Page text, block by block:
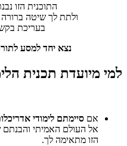
התוכנית הזו
ולתת לך שיטה
בעריכת
נצא יחד למסע
למי מיועדת תכנית
אם סיימתם לימודי
אל העולם האמיתי והבנתם
הזו מתאימה לך.